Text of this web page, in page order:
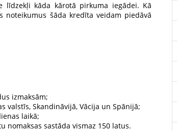
līdzekļi kāda kārotā pirkuma iegādei. Kā
noteikumus šāda kredīta veidam piedāvā
izmaksām;
valstīs, Skandināvijā, Vācija un Spānijā;
laikā;
nomaksas sastāda vismaz 150 latus.